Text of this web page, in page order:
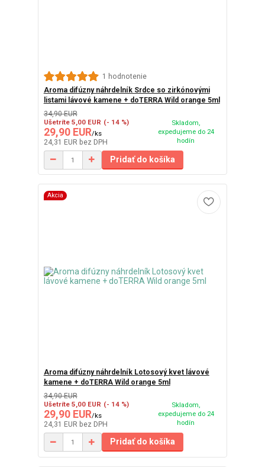
1 hodnotenie
Aroma difúzny náhrdelník Srdce so zirkónovými
listami lávové kamene + doTERRA Wild orange 5ml
34,90 EUR
Ušetríte 5,00 EUR (- 14 %)
29,90 EUR/ks
24,31 EUR bez DPH
Skladom,
expedujeme do 24
hodín
Pridať do košíka
Akcia
Aroma difúzny náhrdelník Lotosový kvet lávové
kamene + doTERRA Wild orange 5ml
34,90 EUR
Ušetríte 5,00 EUR (- 14 %)
29,90 EUR/ks
24,31 EUR bez DPH
Skladom,
expedujeme do 24
hodín
Pridať do košíka